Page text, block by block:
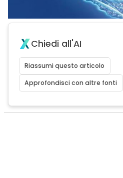
Chiedi all'AI
Riassumi questo articolo
Approfondisci con altre fonti